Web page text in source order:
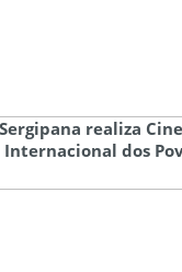
realiza
dos